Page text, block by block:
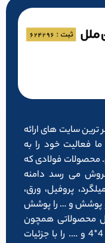
ترین سایت های ارائه
فعالیت خود را به
1387 آغاز کردیم. محصولات فولادی که
می رسد دامنه
پروفیل، ورق،
و پوشش و … را پوشش
محصولاتی همچون
تیرآهن 14، میلگرد ۱۶، قوطی پروفیل 4*4 و …. را با جزئیات